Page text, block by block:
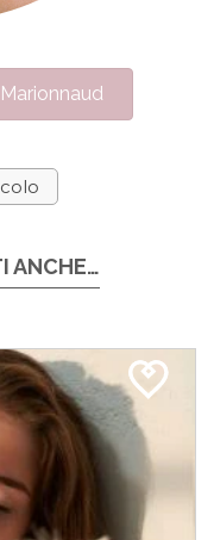
ANCHE…